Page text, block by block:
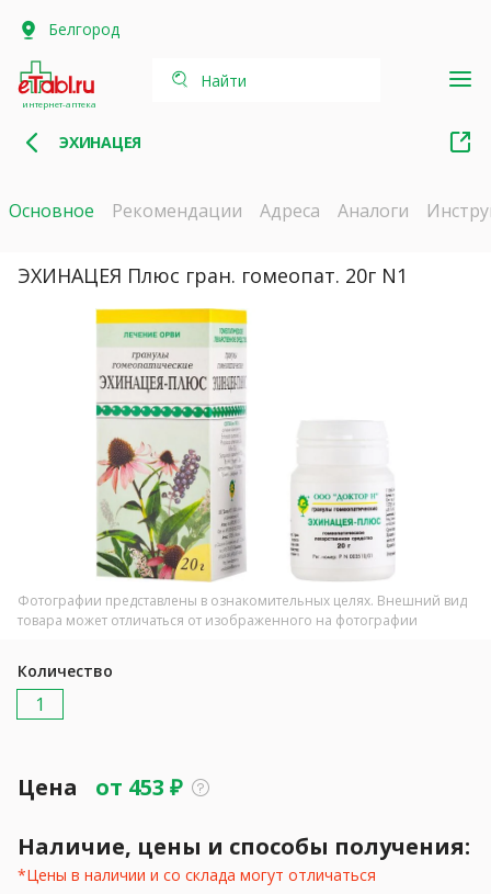
Белгород
интернет-аптека
Найти
ЭХИНАЦЕЯ
Основное Рекомендации Адреса Аналоги
ЭХИНАЦЕЯ Плюс гран. гомеопат. 20г N1
Фотографии представлены в ознакомительных целях. Внешний вид
товара может отличаться от изображенного на фотографии
Количество
1
Цена от 453 ₽
Наличие, цены и способы получения:
*Цены в наличии и со склада могут отличаться